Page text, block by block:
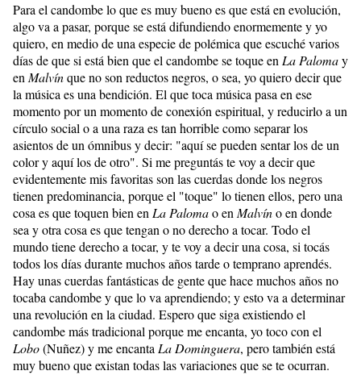
Para el candombe lo que es muy bueno es que está en evolución,
algo va a pasar, porque se está difundiendo enormemente y yo
quiero, en medio de una especie de polémica que escuché varios
días de que si está bien que el candombe se toque enLa Palomay
enMalvínque no son reductos negros, o sea, yo quiero decir que
la música es una bendición. El que toca música pasa en ese
momento por un momento de conexión espiritual, y reducirlo a un
círculo social o a una raza es tan horrible como separar los
asientos de un ómnibus y decir: "aquí se pueden sentar los de un
color y aquí los de otro". Si me preguntás te voy a decir que
evidentemente mis favoritas son las cuerdas donde los negros
tienen predominancia, porque el "toque" lo tienen ellos, pero una
cosa es que toquen bien enLa Palomao enMalvíno en donde
sea y otra cosa es que tengan o no derecho a tocar. Todo el
mundo tiene derecho a tocar, y te voy a decir una cosa, si tocás
todos los días durante muchos años tarde o temprano aprendés.
Hay unas cuerdas fantásticas de gente que hace muchos años no
tocaba candombe y que lo va aprendiendo; y esto va a determinar
una revolución en la ciudad. Espero que siga existiendo el
candombe más tradicional porque me encanta, yo toco con el
Lobo(Nuñez) y me encantaLa Dominguera, pero también está
muy bueno que existan todas las variaciones que se te ocurran.